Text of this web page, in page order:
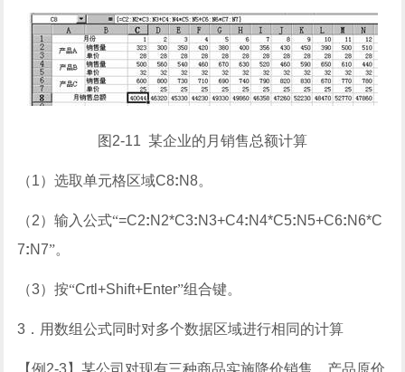
图 2-11 某企业的月销售总额计算
（1）选取单元格区域C8:N8。
（2）输入公式“=C2:N2*C3:N3+C4:N4*C5:N5+C6:N6*C
7:N7”。
（3）按“Crtl+Shift+Enter”组合键。
3 ．用数组公式同时对多个数据区域进行相同的计算
【例 2-3】 某公司对现有三种商品实施降价销售，产品原价